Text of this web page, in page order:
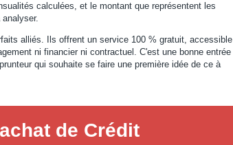
calculées, et le montant que représentent les
alliés. Ils offrent un service 100 % gratuit, accessible
ni financier ni contractuel. C'est une bonne entrée
qui souhaite se faire une première idée de ce à
de Crédit